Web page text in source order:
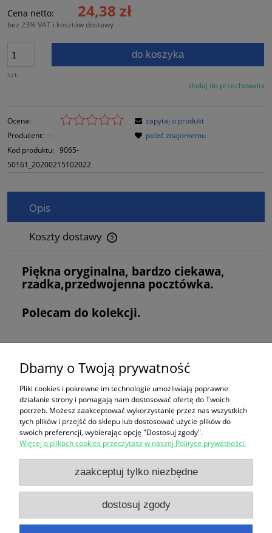
Cena netto: 24,38 zł
bez 23% VAT i kosztów dostawy
szt.
do koszyka
dodaj do przechowalni
Ocena:
Producent: -
Kod produktu: 9065-
50161_20200215102022
zapytaj o produkt
poleć znajomemu
Opis
Koszty dostawy
Cena nie zawiera ewentualnych kosztów płatności
Piękna oryginalna, bardzo ciekawa,
rzadka,przedwojenna pocztówka.
Polecam do kolekcji.
Koszyk
produktów: 0
wartość: 0,00 zł
przejdź do koszyka
Zakupy
Pomoc
Moje konto
Dbamy o Twoją prywatność
Pliki cookies i pokrewne im technologie umożliwiają poprawne
działanie strony i pomagają nam dostosować ofertę do Twoich
potrzeb. Możesz zaakceptować wykorzystanie przez nas wszystkich
tych plików i przejść do sklepu lub dostosować użycie plików do
swoich preferencji, wybierając opcję "Dostosuj zgody".
Więcej o plikach cookies przeczytasz w naszej Polityce prywatności.
zaakceptuj tylko niezbędne
dostosuj zgody